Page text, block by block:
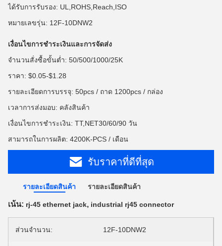
ได้รับการรับรอง: UL,ROHS,Reach,ISO
หมายเลขรุ่น: 12F-10DNW2
เงื่อนไขการชำระเงินและการจัดส่ง
จำนวนสั่งซื้อขั้นต่ำ: 50/500/1000/25K
ราคา: $0.05-$1.28
รายละเอียดการบรรจุ: 50pcs / ถาด 1200pcs / กล่อง
เวลาการส่งมอบ: คลังสินค้า
เงื่อนไขการชำระเงิน: TT,NET30/60/90 วัน
สามารถในการผลิต: 4200K-PCS / เดือน
รับราคาที่ดีที่สุด
รายละเอียดสินค้า รายละเอียดสินค้า
เน้น: rj-45 ethernet jack, industrial rj45 connector
ส่วนจำนวน: 12F-10DNW2